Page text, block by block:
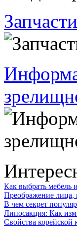
Как выбрать мебель
Преображение лица,
В чем секрет
Липосакция: Как
Свойства корейской